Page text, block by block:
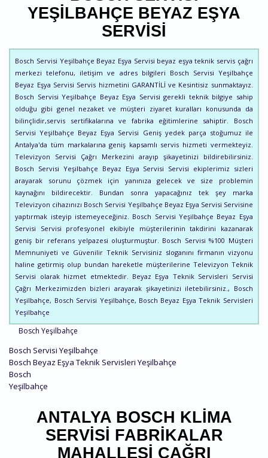
YEŞILBAHÇE BEYAZ EŞYA
SERVISI
Bosch Servisi Yeşilbahçe Beyaz Eşya Servisi beyaz eşya teknik servis çağrı
merkezi telefonu, iletişim ve adres bilgileri Bosch Servisi Yeşilbahçe
Beyaz Eşya Servisi Servis hizmetini GARANTİLİ ve Kesintisiz sunmaktayız.
Bosch Servisi Yeşilbahçe Beyaz Eşya Servisi gerekli teknik bilgiye sahip
olduğu gibi genel nezaket ve müşteri ziyaret kuralları konusunda da
bilinçlidir,servis sertifikalarına ve fabrika eğitimlerine sahiptir. Bosch
Servisi Yeşilbahçe Beyaz Eşya Servisi Geniş yedek parça stoğumuz ile
Antalya'da tüm markalarına geniş kapsamlı servis hizmeti vermekteyiz.
Televizyon Servisi Çağrı Merkezini arayıp şikayetinizi bildirebilirsiniz.
Bosch Servisi Yeşilbahçe Beyaz Eşya Servisi Servisi ekiplerimiz sizleri
arayarak sorunu çözmek için yanınıza gelecek ve size problemin
kaynağını bildirecektir. Bundan sonra yapacağınız tek şey marka
Televizyon cihazınızı Bosch Servisi Yeşilbahçe Beyaz Eşya Servisi Servisine
yaptırmak isteyip istemeyeceğiniz. Bosch Servisi Yeşilbahçe Beyaz Eşya
Servisi Servisi profesyonel ekibiyle müşterilerinin takdirini kazanarak
geniş bir referans yelpazesi oluşturmuştur. Bosch Servisi %100 Müşteri
Memnuniyeti ve Güvenilir Teknik Servisiniz sloganını firmanın vizyonu
haline getirmiş olup bundan hareketle müşterilerine Televizyon Teknik
Servisi olarak hizmet etmektedir. Beyaz Eşya Teknik Servisleri Servisi
Çağrı Merkezimizden bizleri arayarak şikayetinizi iletebilirsiniz., Bosch
Yeşilbahçe, Bosch Servisi Yeşilbahçe, Bosch Beyaz Eşya Teknik Servisleri
Yeşilbahçe
Bosch Yeşilbahçe
Bosch Servisi Yeşilbahçe
Bosch Beyaz Eşya Teknik Servisleri Yeşilbahçe
Bosch
Yeşilbahçe
ANTALYA BOSCH KLIMA
SERVISI FABRIKALAR
MAHALLESI ÇAĞRI